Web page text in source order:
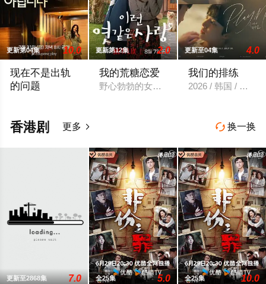
更新第04集 10.0
现在不是出轨
的问题
更新第12集 2.0
我的荒糖恋爱
野心勃勃的女检察官高恩世（贺营 饰）
更新至04集 4.0
我们的排练
2026 / 韩国 / 梁洪
 换一换
香港剧 更多 
更新至2868集 7.0 全25集 5.0 全25集 10.0